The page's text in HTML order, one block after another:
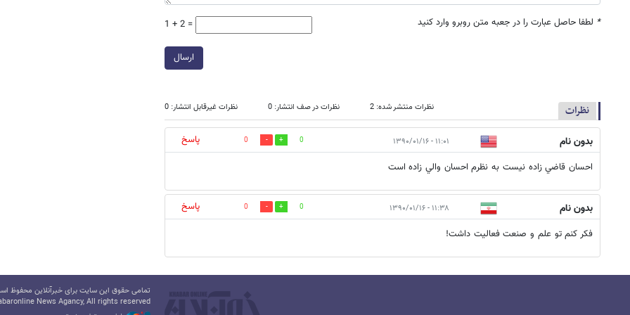
* لطفا حاصل عبارت را در جعبه متن روبرو وارد کنید 1 + 2 =
ارسال
نظرات نظرات منتشر شده: 2 نظرات در صف انتشار: 0 نظرات غیرقابل انتشار: 0
بدون نام ۱۱:۰۱ - ۱۳۹۰/۰۱/۱۶ 0
0
پاسخ
احسان قاضي زاده نيست به نظرم احسان والي زاده است
بدون نام ۱۱:۳۸ - ۱۳۹۰/۰۱/۱۶ 0
0
پاسخ
فكر كنم تو علم و صنعت فعاليت داشت!
تمامی حقوق این سایت برای خبرآنلاین محفوظ
News Agancy, All rights reserved